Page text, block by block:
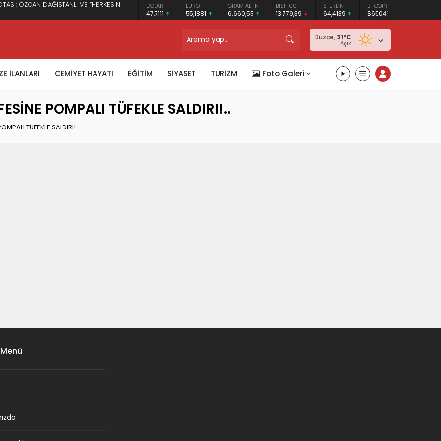
ÖZCAN DAĞISTANLI VE “HERKESİN
DOLAR
47,7111
EURO
55,1881
GRAM ALTIN
6.660,55
BIST 100
13.779,39
STERLİN
64,4139
BITCOIN
$65041
Düzce, 31°C
Açık
İLANLARI CEMİYET HAYATI EĞİTİM SİYASET TURİZM Foto Galeri
POMPALI TÜFEKLE SALDIRI!..
TÜFEKLE SALDIRI!..